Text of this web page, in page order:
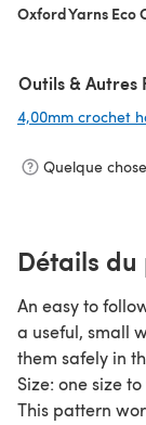
Oxford Yarns Eco
Outils & Autres
4,00mm crochet
Quelque
Détails
An easy to
a useful, small
them safely in
Size: one size
This pattern